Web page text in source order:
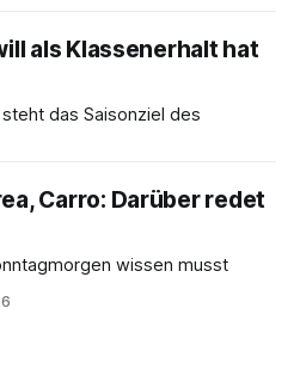
als Klassenerhalt hat
das Saisonziel des
Carro: Darüber redet
wissen musst